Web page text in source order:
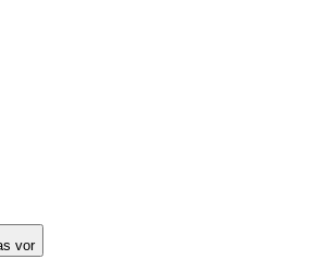
vor